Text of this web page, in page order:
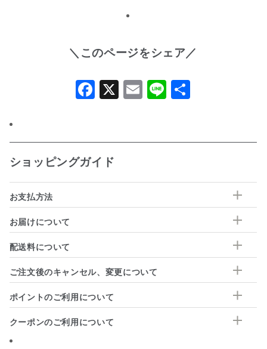
＼このページをシェア／
Facebook
X Email
Line
ショッピングガイド
お支払方法
お届けについて
配送料について
ご注文後のキャンセル、変更について
ポイントのご利用について
クーポンのご利用について